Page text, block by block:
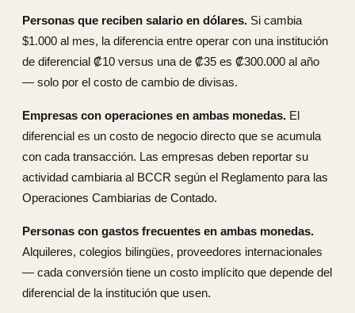
Personas que reciben salario en dólares. Si cambia
$1.000 al mes, la diferencia entre operar con una institución
de diferencial ₡10 versus una de ₡35 es ₡300.000 al año
— solo por el costo de cambio de divisas.
Empresas con operaciones en ambas monedas. El
diferencial es un costo de negocio directo que se acumula
con cada transacción. Las empresas deben reportar su
actividad cambiaria al BCCR según el Reglamento para las
Operaciones Cambiarias de Contado.
Personas con gastos frecuentes en ambas monedas.
Alquileres, colegios bilingües, proveedores internacionales
— cada conversión tiene un costo implícito que depende del
diferencial de la institución que usen.